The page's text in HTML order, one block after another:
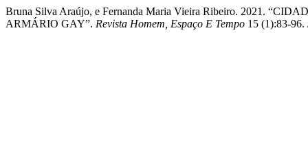
Bruna Silva Araújo, e Fernanda Maria Vieira Ribeiro. 2021.
ARMÁRIO GAY”. Revista Homem, Espaço E Tempo 15 (1):83-96.